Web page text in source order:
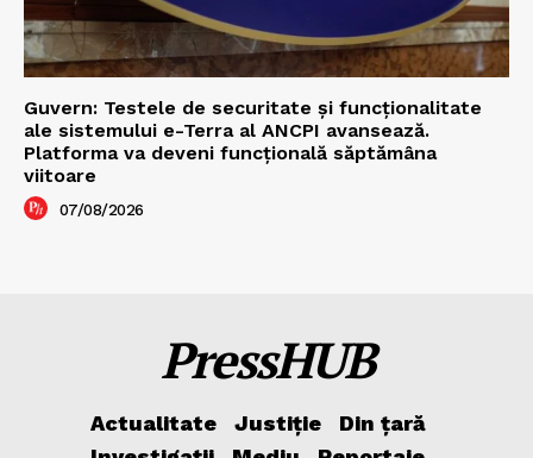
Guvern: Testele de securitate și funcționalitate
ale sistemului e-Terra al ANCPI avansează.
Platforma va deveni funcțională săptămâna
viitoare
07/08/2026
PressHUB
Actualitate Justiție
Din țară